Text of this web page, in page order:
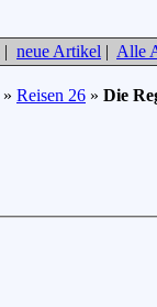
| neue Artikel | Alle
» Reisen 26 » Die